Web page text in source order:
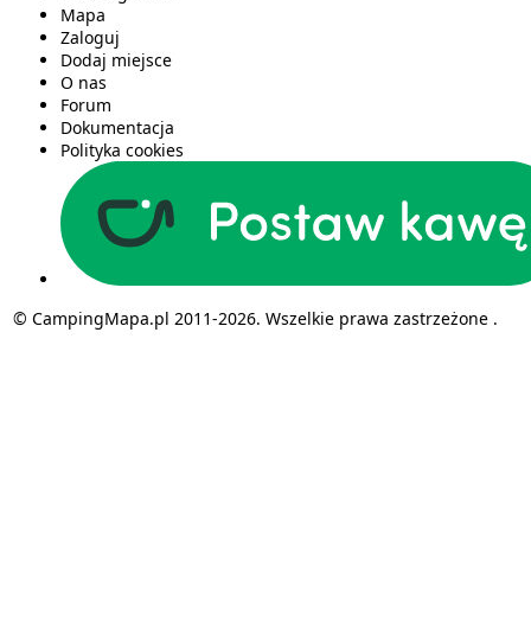
Mapa
Zaloguj
Dodaj miejsce
O nas
Forum
Dokumentacja
Polityka cookies
© CampingMapa.pl 2011-2026. Wszelkie prawa zastrzeżone .